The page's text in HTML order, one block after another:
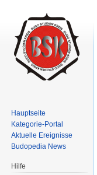
Hauptseite
Kategorie-Portal
Aktuelle Ereignisse
Budopedia News
Hilfe